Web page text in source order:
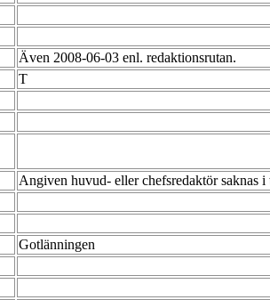
Även 2008-06-03 enl. redaktionsrutan.
T
Angiven huvud- eller chefsredaktör saknas i
Gotlänningen